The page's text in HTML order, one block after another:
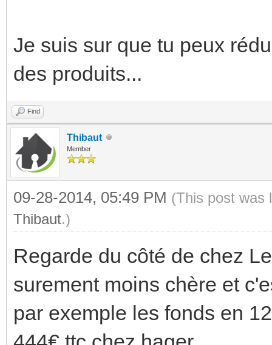
Je suis sur que tu peux
des produits...
Find
Thibaut
Member
09-28-2014, 05:49 PM (This post was
Thibaut.)
Regarde du côté de chez
surement moins chère et
par exemple les fonds en